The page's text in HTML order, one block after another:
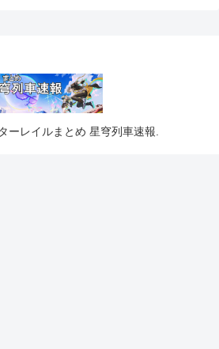
ーレイルまとめ 星穹列車速報.